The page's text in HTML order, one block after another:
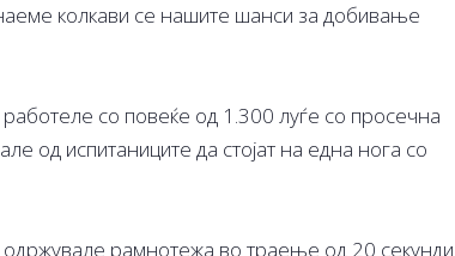
колкави се нашите шанси за добивање
со повеќе од 1.300 луѓе со просечна
од испитаниците да стојат на една нога со
одржувале рамнотежа во траење од 20 секунди